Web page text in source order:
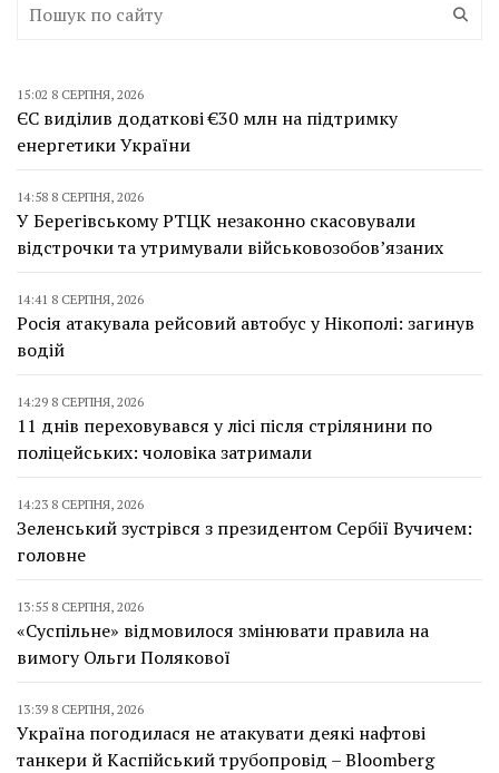
15:02 8 СЕРПНЯ, 2026
ЄС виділив додаткові €30 млн на підтримку
енергетики України
14:58 8 СЕРПНЯ, 2026
У Берегівському РТЦК незаконно скасовували
відстрочки та утримували військовозобов’язаних
14:41 8 СЕРПНЯ, 2026
Росія атакувала рейсовий автобус у Нікополі: загинув
водій
14:29 8 СЕРПНЯ, 2026
11 днів переховувався у лісі після стрілянини по
поліцейських: чоловіка затримали
14:23 8 СЕРПНЯ, 2026
Зеленський зустрівся з президентом Сербії Вучичем:
головне
13:55 8 СЕРПНЯ, 2026
«Суспільне» відмовилося змінювати правила на
вимогу Ольги Полякової
13:39 8 СЕРПНЯ, 2026
Україна погодилася не атакувати деякі нафтові
танкери й Каспійський трубопровід – Bloomberg